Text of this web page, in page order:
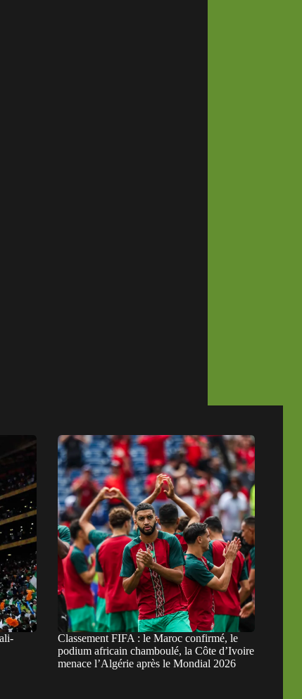
Classement FIFA : le Maroc confirmé, le
podium africain chamboulé, la Côte d’Ivoire
menace l’Algérie après le Mondial 2026